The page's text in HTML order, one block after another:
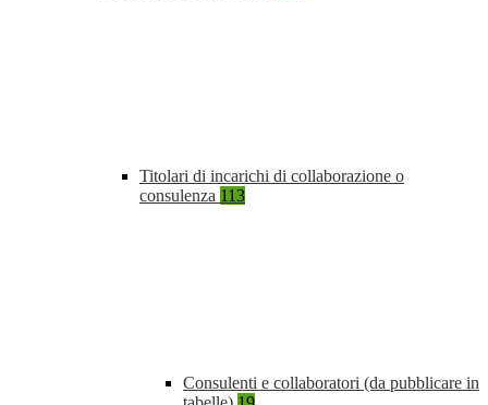
Titolari di incarichi di collaborazione o
consulenza 113
Consulenti e collaboratori (da pubblicare in